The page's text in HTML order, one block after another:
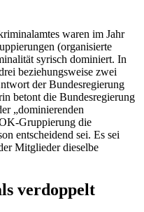
waren im Jahr
(organisierte
syrisch dominiert. In
beziehungsweise zwei
der Bundesregierung
betont die Bundesregierung
„dominierenden
Gruppierung die
entscheidend sei. Es sei
Mitglieder dieselbe
verdoppelt